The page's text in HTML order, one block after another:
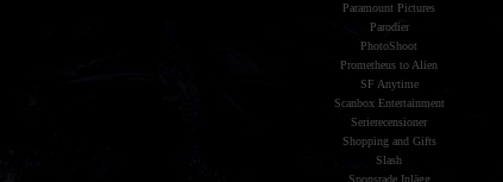
Paramount Pictures
Parodier
PhotoShoot
Prometheus to Alien
SF Anytime
Scanbox Entertainment
Serierecensioner
Shopping and Gifts
Slash
Sponsrade Inlägg